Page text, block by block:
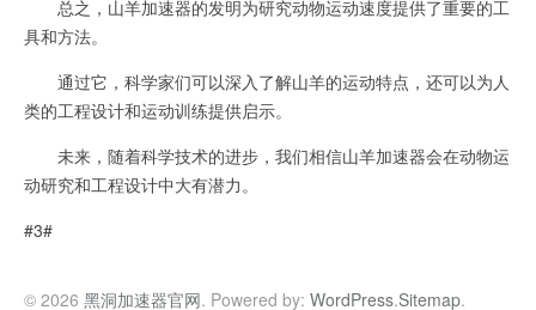
总之，山羊加速器的发明为研究动物运动速度提供了重要的工
具和方法。
通过它，科学家们可以深入了解山羊的运动特点，还可以为人
类的工程设计和运动训练提供启示。
未来，随着科学技术的进步，我们相信山羊加速器会在动物运
动研究和工程设计中大有潜力。
#3#
© 2026 黑洞加速器官网. Powered by: WordPress.Sitemap.